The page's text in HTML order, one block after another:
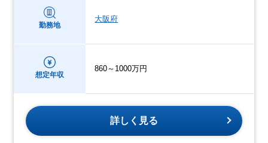
勤務地
大阪府
想定年収
860～1000万円
詳しく見る